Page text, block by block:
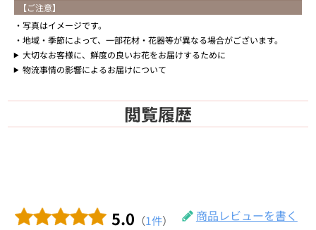
【ご注意】
写真はイメージです。
地域・季節によって、一部花材・花器等が異なる場合がございます。
大切なお客様に、鮮度の良いお花をお届けするために
物流事情の影響によるお届けについて
閲覧履歴
5.0 （1件）
商品レビューを書く